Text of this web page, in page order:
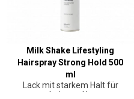
Milk Shake Lifestyling
Hairspray Strong Hold 500
ml
Lack mit starkem Halt für
coloriertes Haar